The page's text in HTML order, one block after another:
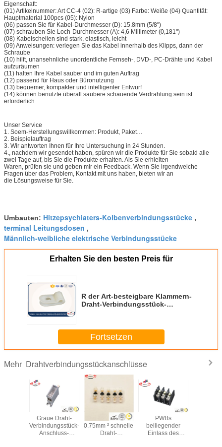
Eigenschaft:
(01) Artikelnummer: Art CC-4 (02): R-artige (03) Farbe: Weiße (04) Quantität:
Hauptmaterial 100pcs (05): Nylon
(06) passen Sie für Kabel-Durchmesser (D): 15.8mm (5/8")
(07) schrauben Sie Loch-Durchmesser (A): 4,6 Millimeter (0,181")
(08) Kabelschellen sind stark, elastisch, leicht
(09) Anweisungen: verlegen Sie das Kabel innerhalb des Klipps, dann der
Schraube
(10) hilft, unansehnliche unordentliche Fernseh-, DVD-, PC-Drähte und Kabel
aufzuräumen
(11) halten Ihre Kabel sauber und im guten Auftrag
(12) passend für Haus oder Büronutzung
(13) bequemer, kompakter und intelligenter Entwurf
(14) können benutzte überall saubere schauende Verdrahtung sein ist
erforderlich
Unser Service
1. Soem-Herstellungswillkommen: Produkt, Paket…
2. Beispielauftrag
3. Wir antworten Ihnen für Ihre Untersuchung in 24 Stunden.
4., nachdem wir gesendet haben, spüren wir die Produkte für Sie sobald alle
zwei Tage auf, bis Sie die Produkte erhalten. Als Sie erhielten
Waren, prüfen sie und geben mir ein Feedback. Wenn Sie irgendwelche
Fragen über das Problem, Kontakt mit uns haben, bieten wir an
die Lösungsweise für Sie.
Umbauten: Hitzepsychiaters-Kolbenverbindungsstücke ,
terminal Leitungsdosen ,
Männlich-weibliche elektrische Verbindungsstücke
Erhalten Sie den besten Preis für
R der Art-besteigbare Klammern-
Draht-Verbindungsstück-
Fortsetzen
Mehr Drahtverbindungsstückanschlüsse
Graue Draht-
Verbindungsstück-
Anschluss-
0.35mm ² -
0.75mm ² schnelle
Draht-
PWBs
beiliegender
Einlass des